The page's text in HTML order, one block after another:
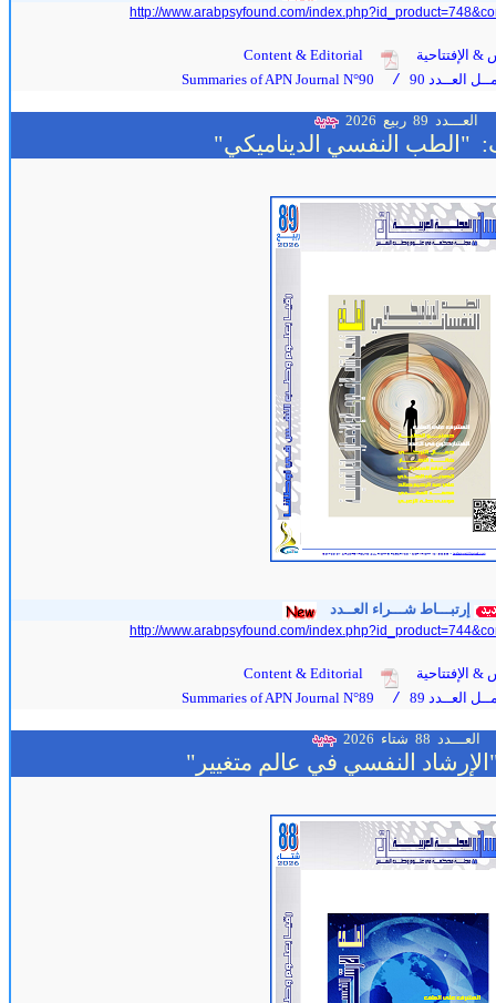
http://www.arabpsyfound.com/
Content & Editorial
& الإفتتاحية
Summaries of APN Journal N°90 / العــدد 90
العـــدد 89 ربيع 2026
"الطب النفسي الديناميكي"
إرتبـــاط شـــراء العــدد
http://www.arabpsyfound.com/
Content & Editorial
& الإفتتاحية
Summaries of APN Journal N°89 / العــدد 89
العـــدد 88 شتاء 2026
النفسي في عالم متغيير"